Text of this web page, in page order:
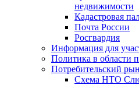
недвижимости
Кадастровая
Почта России
Росгвардия
Информация для
Политика в области
Потребительский
Схема НТО